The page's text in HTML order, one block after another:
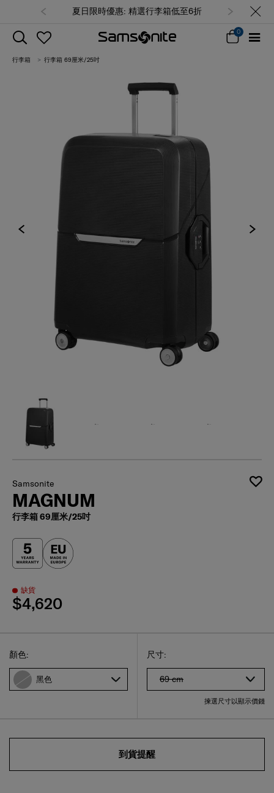
夏日限時優惠: 精選行李箱低至6折
0
行李箱 行李箱 69厘米/25吋
Samsonite
MAGNUM
行李箱 69厘米/25吋
缺貨
$4,620
選擇尺碼
Select
尺寸:
69 cm
揀選尺寸以顯示價錢
Select
顏色:
黑色
到貨提醒